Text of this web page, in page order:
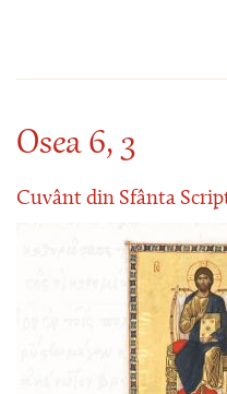
Osea 6, 3
Cuvânt din Sfânta